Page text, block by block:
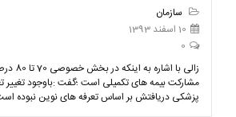
سازمان
10 اسفند 1393
0
زالی با
مشارکت بیمه های تکمیلی است ؛گفت :باوجود تغییر
پزشکی دریافتش بر اساس تعرفه های نوین نبوده